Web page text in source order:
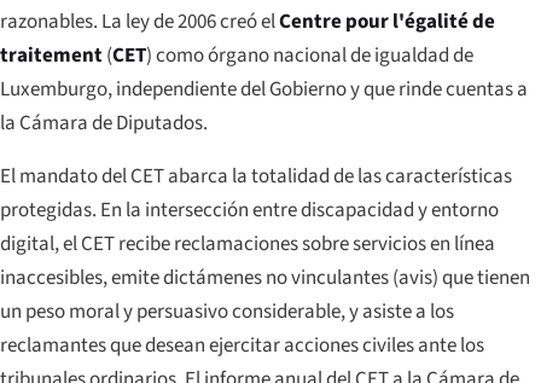
razonables. La ley de 2006 creó elCentre pour l'égalité de
traitement(CET) como órgano nacional de igualdad de
Luxemburgo, independiente del Gobierno y que rinde cuentas a
la Cámara de Diputados.
El mandato del CET abarca la totalidad de las características
protegidas. En la intersección entre discapacidad y entorno
digital, el CET recibe reclamaciones sobre servicios en línea
inaccesibles, emite dictámenes no vinculantes (avis) que tienen
un peso moral y persuasivo considerable, y asiste a los
reclamantes que desean ejercitar acciones civiles ante los